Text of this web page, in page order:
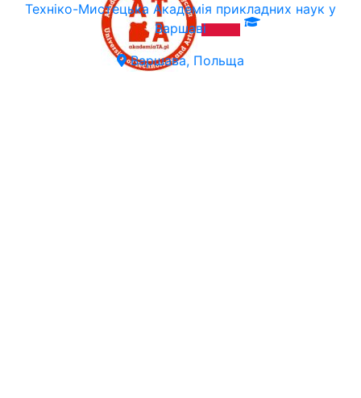
Техніко-Мистецька Академія прикладних наук у
Варшаві
Варшава, Польща